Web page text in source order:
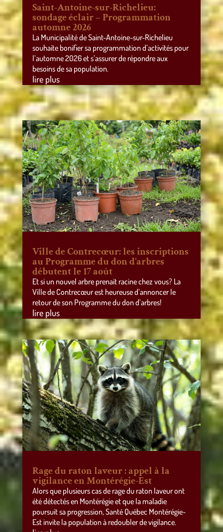
Saint-Antoine-sur-Richelieu:
sondage éclair – Programmation
automne 2026
La Municipalité de Saint-Antoine-sur-Richelieu
souhaite bonifier sa programmation d’activités pour
l’automne 2026 et s’assurer de répondre aux
besoins de sa population.
lire plus
Ville de Contrecœur: les inscriptions
au Programme du don d’arbres
débutent le 17 août
Et si un nouvel arbre prenait racine chez vous? La
Ville de Contrecœur est heureuse d’annoncer le
retour de son Programme du don d’arbres!
lire plus
Rage du raton laveur : appel à la
vigilance en Montérégie-Est
Alors que plusieurs cas de rage du raton laveur ont
été détectés en Montérégie et que la maladie
poursuit sa progression, Santé Québec Montérégie-
Est invite la population à redoubler de vigilance.